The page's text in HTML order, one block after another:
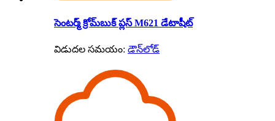
సెంటర్మ్ క్రోమ్‌బుక్ ప్లస్ M621 డేటాషీట్
విడుదల సమయం: డౌన్‌లోడ్